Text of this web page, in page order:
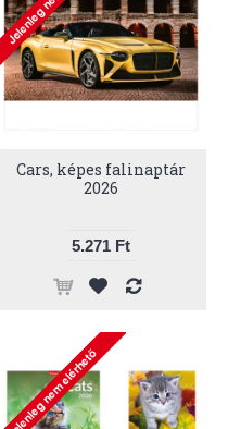
Cars, képes falinaptár
2026
5.271 Ft